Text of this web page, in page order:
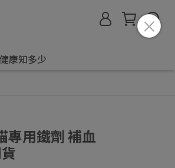
康知多少
專用鐵劑 補血